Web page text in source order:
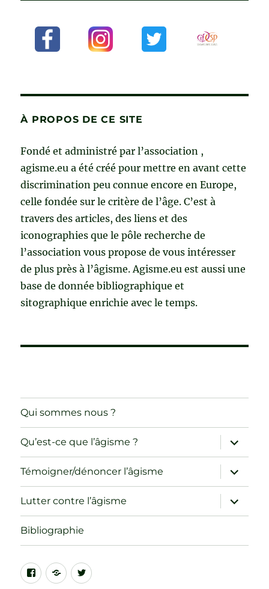
À PROPOS DE CE SITE
Fondé et administré par l’association ,
agisme.eu a été créé pour mettre en avant cette
discrimination peu connue encore en Europe,
celle fondée sur le critère de l’âge. C’est à
travers des articles, des liens et des
iconographies que le pôle recherche de
l’association vous propose de vous intéresser
de plus près à l’âgisme. Agisme.eu est aussi une
base de donnée bibliographique et
sitographique enrichie avec le temps.
Qui sommes nous ?
Qu’est-ce que l’âgisme ?
ouvrir
le
sous-
menu
Témoigner/dénoncer l’âgisme
ouvrir
le
sous-
menu
Lutter contre l’âgisme
ouvrir
le
sous-
Bibliographie
Facebook
CIF- Twitter